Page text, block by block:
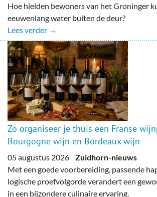
Hoe hielden bewoners van het Groninger
eeuwenlang water buiten de deur?
Lees verder →
Zo organiseer je thuis een Franse
Bourgogne wijn en Bordeaux wijn
05 augustus 2026 Zuidhorn-nieuws
Met een goede voorbereiding, passende
logische proefvolgorde verandert een
in een bijzondere culinaire ervaring.